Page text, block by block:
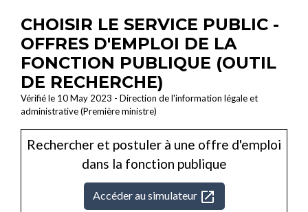
CHOISIR LE SERVICE PUBLIC -
OFFRES D'EMPLOI DE LA
FONCTION PUBLIQUE (OUTIL
DE RECHERCHE)
Vérifié le 10 May 2023 - Direction de l'information légale et
administrative (Première ministre)
Rechercher et postuler à une offre d'emploi
dans la fonction publique
Accéder au simulateur open_in_new